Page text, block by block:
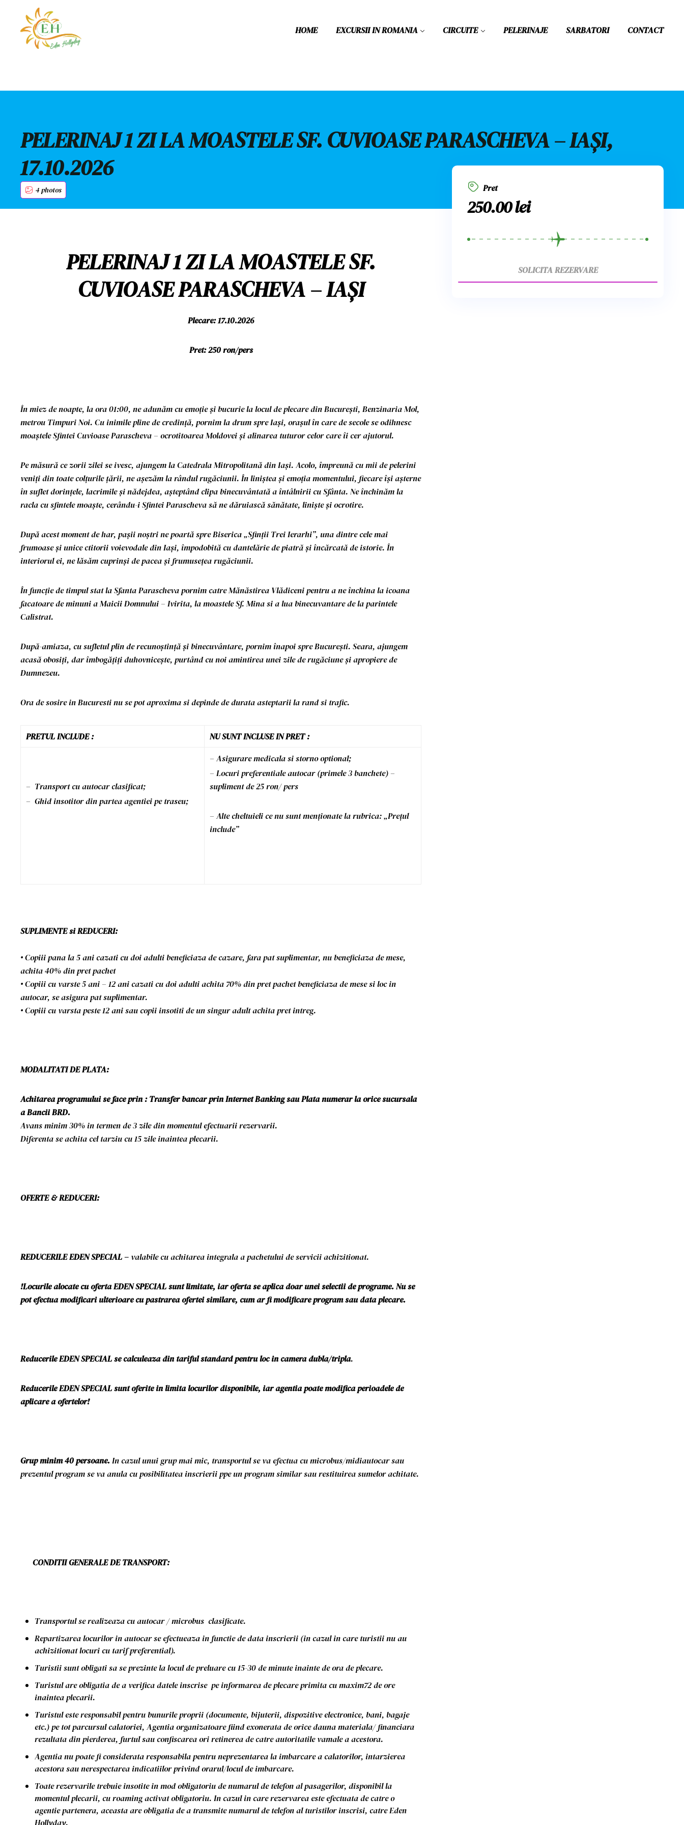
HOME EXCURSII IN ROMANIA CIRCUITE PELERINAJE SARBATORI CONTACT
PELERINAJ 1 ZI LA MOASTELE SF. CUVIOASE PARASCHEVA – IAȘI,
17.10.2026
4 photos
PELERINAJ 1 ZI LA MOASTELE SF.
CUVIOASE PARASCHEVA – IAȘI
Plecare: 17.10.2026
Pret: 250 ron/pers
În miez de noapte, la ora 01:00, ne adunăm cu emoție și bucurie la locul de plecare din București, Benzinaria Mol,
metrou Timpuri Noi. Cu inimile pline de credință, pornim la drum spre Iași, orașul în care de secole se odihnesc
moaștele Sfintei Cuvioase Parascheva – ocrotitoarea Moldovei și alinarea tuturor celor care îi cer ajutorul.
Pe măsură ce zorii zilei se ivesc, ajungem la Catedrala Mitropolitană din Iași. Acolo, împreună cu mii de pelerini
veniți din toate colțurile țării, ne așezăm la rândul rugăciunii. În liniștea și emoția momentului, fiecare își așterne
în suflet dorințele, lacrimile și nădejdea, așteptând clipa binecuvântată a întâlnirii cu Sfânta. Ne închinăm la
racla cu sfintele moaște, cerându-i Sfintei Parascheva să ne dăruiască sănătate, liniște și ocrotire.
După acest moment de har, pașii noștri ne poartă spre Biserica „Sfinții Trei Ierarhi”, una dintre cele mai
frumoase și unice ctitorii voievodale din Iași, împodobită cu dantelărie de piatră și încărcată de istorie. În
interiorul ei, ne lăsăm cuprinși de pacea și frumusețea rugăciunii.
În funcție de timpul stat la Sfanta Parascheva pornim catre Mănăstirea Vlădiceni pentru a ne închina la icoana
facatoare de minuni a Maicii Domnului – Ivirita, la moastele Sf. Mina si a lua binecuvantare de la parintele
Calistrat.
După-amiaza, cu sufletul plin de recunoștință și binecuvântare, pornim înapoi spre București. Seara, ajungem
acasă obosiți, dar îmbogățiți duhovnicește, purtând cu noi amintirea unei zile de rugăciune și apropiere de
Dumnezeu.
Ora de sosire in Bucuresti nu se pot aproxima si depinde de durata asteptarii la rand si trafic.
PRETUL INCLUDE : NU SUNT INCLUSE IN PRET :
– Transport cu autocar clasificat;
– Ghid insotitor din partea agentiei pe traseu;
– Asigurare medicala si storno optional;
– Locuri preferentiale autocar (primele 3 banchete) –
supliment de 25 ron/ pers
– Alte cheltuieli ce nu sunt menționate la rubrica: „Prețul
include”
SUPLIMENTE si REDUCERI:
• Copiii pana la 5 ani cazati cu doi adulti beneficiaza de cazare, fara pat suplimentar, nu beneficiaza de mese,
achita 40% din pret pachet
• Copiii cu varste 5 ani – 12 ani cazati cu doi adulti achita 70% din pret pachet beneficiaza de mese si loc in
autocar, se asigura pat suplimentar.
• Copiii cu varsta peste 12 ani sau copii insotiti de un singur adult achita pret intreg.
MODALITATI DE PLATA:
Achitarea programului se face prin : Transfer bancar prin Internet Banking sau Plata numerar la orice sucursala
a Bancii BRD.
Avans minim 30% in termen de 3 zile din momentul efectuarii rezervarii.
Diferenta se achita cel tarziu cu 15 zile inaintea plecarii.
OFERTE & REDUCERI:
REDUCERILE EDEN SPECIAL – valabile cu achitarea integrala a pachetului de servicii achizitionat.
!Locurile alocate cu oferta EDEN SPECIAL sunt limitate, iar oferta se aplica doar unei selectii de programe. Nu se
pot efectua modificari ulterioare cu pastrarea ofertei similare, cum ar fi modificare program sau data plecare.
Reducerile EDEN SPECIAL se calculeaza din tariful standard pentru loc in camera dubla/tripla.
Reducerile EDEN SPECIAL sunt oferite in limita locurilor disponibile, iar agentia poate modifica perioadele de
aplicare a ofertelor!
Grup minim 40 persoane.In cazul unui grup mai mic, transportul se va efectua cu microbus/midiautocar sau
prezentul program se va anula cu posibilitatea inscrierii ppe un program similar sau restituirea sumelor achitate.
CONDITII GENERALE DE TRANSPORT:
Transportul se realizeaza cu autocar / microbus clasificate.
Repartizarea locurilor in autocar se efectueaza in functie de data inscrierii (in cazul in care turistii nu au
achizitionat locuri cu tarif preferential).
Turistii sunt obligati sa se prezinte la locul de preluare cu 15-30 de minute inainte de ora de plecare.
Turistul are obligatia de a verifica datele inscrise pe informarea de plecare primita cu maxim72 de ore
inaintea plecarii.
Turistul este responsabil pentru bunurile proprii (documente, bijuterii, dispozitive electronice, bani, bagaje
etc.) pe tot parcursul calatoriei, Agentia organizatoare fiind exonerata de orice dauna materiala/ financiara
rezultata din pierderea, furtul sau confiscarea ori retinerea de catre autoritatile vamale a acestora.
Agentia nu poate fi considerata responsabila pentru neprezentarea la imbarcare a calatorilor, intarzierea
acestora sau nerespectarea indicatiilor privind orarul/locul de imbarcare.
Toate rezervarile trebuie insotite in mod obligatoriu de numarul de telefon al pasagerilor, disponibil la
momentul plecarii, cu roaming activat obligatoriu. In cazul in care rezervarea este efectuata de catre o
agentie partenera, aceasta are obligatia de a transmite numarul de telefon al turistilor inscrisi, catre Eden
Hollyday.
Pret
250.00lei
SOLICITA REZERVARE